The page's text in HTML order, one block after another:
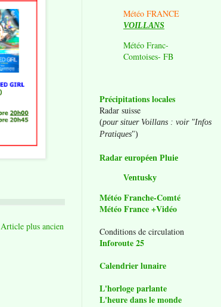
Article plus ancien
Météo FRANCE
VOILLANS
Météo Franc-
Comtoises- FB
Précipitations locales
Radar suisse
(pour situer Voillans : voir "Infos
Pratiques")
Radar européen Pluie
Ventusky
Météo Franche-Comté
Météo France +Vidéo
Conditions de circulation
Inforoute 25
Calendrier lunaire
L'horloge parlante
L'heure dans le monde